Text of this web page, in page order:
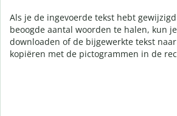
Als je de ingevoerde tekst hebt
beoogde aantal woorden te halen, kun
downloaden of de bijgewerkte tekst
kopiëren met de pictogrammen in de